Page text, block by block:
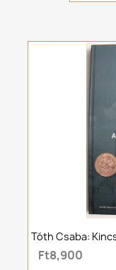
Tóth Csaba:
Ft8,900